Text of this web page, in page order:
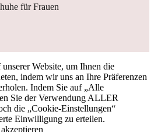
für Frauen
Website, um Ihnen die
indem wir uns an Ihre Präferenzen
Indem Sie auf „Alle
Sie der Verwendung ALLER
die „Cookie-Einstellungen“
Einwilligung zu erteilen.